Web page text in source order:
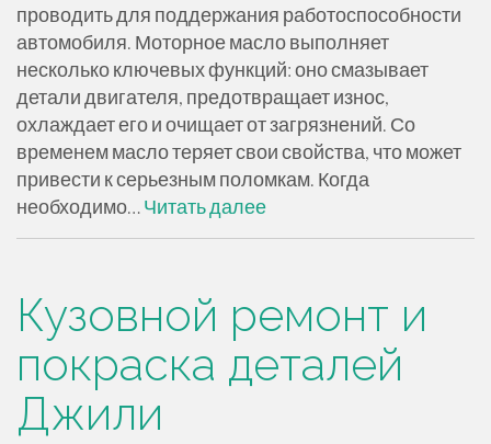
проводить для поддержания работоспособности
автомобиля. Моторное масло выполняет
несколько ключевых функций: оно смазывает
детали двигателя, предотвращает износ,
охлаждает его и очищает от загрязнений. Со
временем масло теряет свои свойства, что может
привести к серьезным поломкам. Когда
необходимо…Читать далее
Кузовной ремонт и
покраска деталей
Джили